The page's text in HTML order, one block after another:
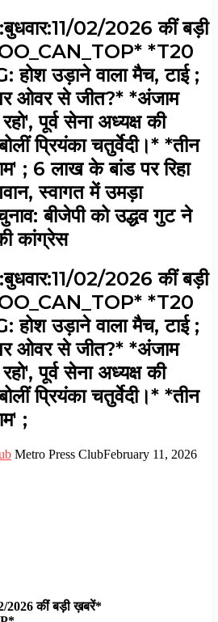
02/2026 कीं बड़ी
*T20
उड़ाने वाला मैच, टाई ;
ओवर से जीत?* *अंजाम
पूर्व सेना अध्यक्ष की
प्रियंका चतुर्वेदी।* *तीन
; 6 लाख के बांड पर रिहा
स्वागत में उमड़ा
बीजेपी को उद्धव गुट ने
कांग्रेस
02/2026 कीं बड़ी
*T20
उड़ाने वाला मैच, टाई ;
ओवर से जीत?* *अंजाम
पूर्व सेना अध्यक्ष की
प्रियंका चतुर्वेदी।* *तीन
;
Metro Press ClubFebruary 11, 2026
2026 कीं बड़ी ख़बरें*